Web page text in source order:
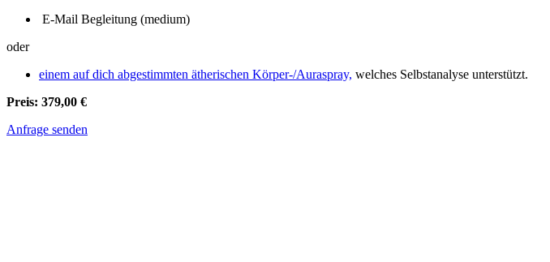
E-Mail Begleitung (medium)
oder
einem auf dich abgestimmten ätherischen Körper-/Auraspray, welches Selbstanalyse unterstützt.
Preis: 379,00 €
Anfrage senden